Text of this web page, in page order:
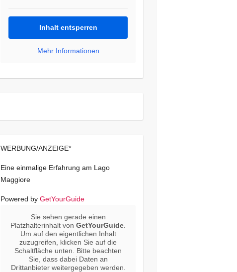
Inhalt entsperren
Mehr Informationen
WERBUNG/ANZEIGE*
Eine einmalige Erfahrung am Lago
Maggiore
Powered by GetYourGuide
Sie sehen gerade einen
Platzhalterinhalt vonGetYourGuide
Um auf den eigentlichen Inhalt
zuzugreifen, klicken Sie auf die
Schaltfläche unten. Bitte beachten
Sie, dass dabei Daten an
Drittanbieter weitergegeben werden.